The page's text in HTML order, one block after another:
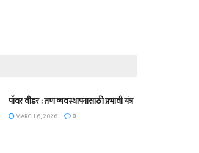
पॉवर वीडर : तण व्यवस्थापनासाठी प्रभावी यंत्र
MARCH 6, 2026 0